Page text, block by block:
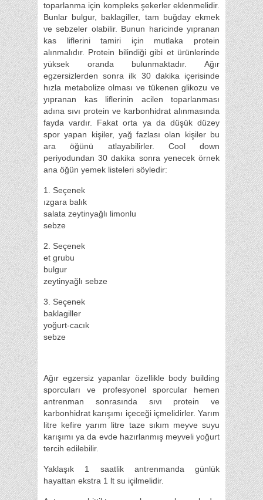
toparlanma için kompleks şekerler eklenmelidir.
Bunlar bulgur, baklagiller, tam buğday ekmek
ve sebzeler olabilir. Bunun haricinde yıpranan
kas liflerini tamiri için mutlaka protein
alınmalıdır. Protein bilindiği gibi et ürünlerinde
yüksek oranda bulunmaktadır. Ağır
egzersizlerden sonra ilk 30 dakika içerisinde
hızla metabolize olması ve tükenen glikozu ve
yıpranan kas liflerinin acilen toparlanması
adına sıvı protein ve karbonhidrat alınmasında
fayda vardır. Fakat orta ya da düşük düzey
spor yapan kişiler, yağ fazlası olan kişiler bu
ara öğünü atlayabilirler. Cool down
periyodundan 30 dakika sonra yenecek örnek
ana öğün yemek listeleri söyledir:
1. Seçenek
ızgara balık
salata zeytinyağlı limonlu
sebze
2. Seçenek
et grubu
bulgur
zeytinyağlı sebze
3. Seçenek
baklagiller
yoğurt-cacık
sebze
Ağır egzersiz yapanlar özellikle body building
sporcuları ve profesyonel sporcular hemen
antrenman sonrasında sıvı protein ve
karbonhidrat karışımı içeceği içmelidirler. Yarım
litre kefire yarım litre taze sıkım meyve suyu
karışımı ya da evde hazırlanmış meyveli yoğurt
tercih edilebilir.
Yaklaşık 1 saatlik antrenmanda günlük
hayattan ekstra 1 lt su içilmelidir.